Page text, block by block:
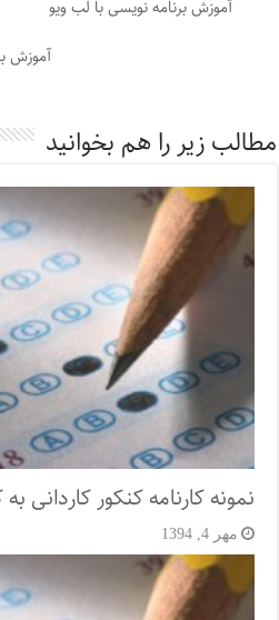
آموزش برنامه نویسی با لب ویو
آموزش
مطالب زیر را هم بخوانید
نمونه کارنامه کنکور کاردانی
مهر 4, 1394